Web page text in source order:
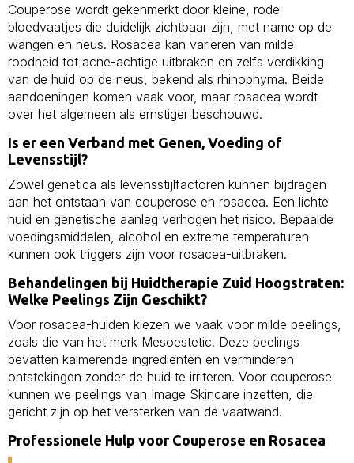
Couperose wordt gekenmerkt door kleine, rode
bloedvaatjes die duidelijk zichtbaar zijn, met name op de
wangen en neus. Rosacea kan variëren van milde
roodheid tot acne-achtige uitbraken en zelfs verdikking
van de huid op de neus, bekend als rhinophyma. Beide
aandoeningen komen vaak voor, maar rosacea wordt
over het algemeen als ernstiger beschouwd.
Is er een Verband met Genen, Voeding of
Levensstijl?
Zowel genetica als levensstijlfactoren kunnen bijdragen
aan het ontstaan van couperose en rosacea. Een lichte
huid en genetische aanleg verhogen het risico. Bepaalde
voedingsmiddelen, alcohol en extreme temperaturen
kunnen ook triggers zijn voor rosacea-uitbraken.
Behandelingen bij Huidtherapie Zuid Hoogstraten:
Welke Peelings Zijn Geschikt?
Voor rosacea-huiden kiezen we vaak voor milde peelings,
zoals die van het merk Mesoestetic. Deze peelings
bevatten kalmerende ingrediënten en verminderen
ontstekingen zonder de huid te irriteren. Voor couperose
kunnen we peelings van Image Skincare inzetten, die
gericht zijn op het versterken van de vaatwand.
Professionele Hulp voor Couperose en Rosacea